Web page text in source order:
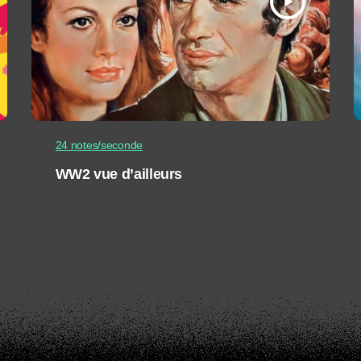
24 notes/seconde
WW2 vue d’ailleurs